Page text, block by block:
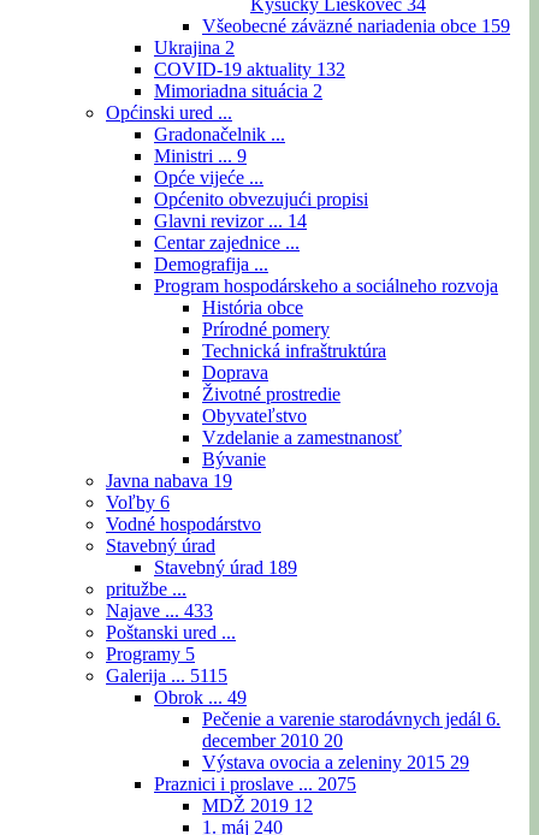
Kysucký Lieskovec 34
Všeobecné záväzné nariadenia obce 159
Ukrajina 2
COVID-19 aktuality 132
Mimoriadna situácia 2
Općinski ured ...
Gradonačelnik ...
Ministri ... 9
Opće vijeće ...
Općenito obvezujući propisi
Glavni revizor ... 14
Centar zajednice ...
Demografija ...
Program hospodárskeho a sociálneho rozvoja
História obce
Prírodné pomery
Technická infraštruktúra
Doprava
Životné prostredie
Obyvateľstvo
Vzdelanie a zamestnanosť
Bývanie
Javna nabava 19
Voľby 6
Vodné hospodárstvo
Stavebný úrad
Stavebný úrad 189
pritužbe ...
Najave ... 433
Poštanski ured ...
Programy 5
Galerija ... 5115
Obrok ... 49
Pečenie a varenie starodávnych jedál 6.
december 2010 20
Výstava ovocia a zeleniny 2015 29
Praznici i proslave ... 2075
MDŽ 2019 12
1. máj 240